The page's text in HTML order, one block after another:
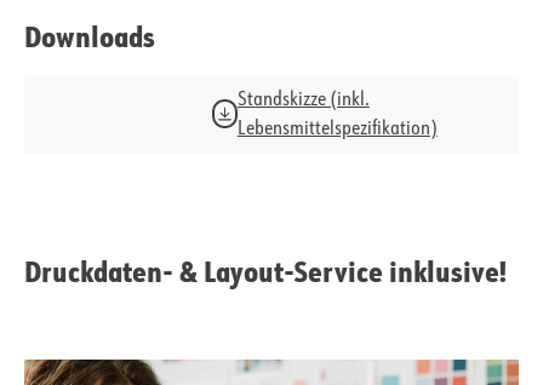
Downloads
Standskizze (inkl.
Lebensmittelspezifikation)
Druckdaten- & Layout-Service inklusive!